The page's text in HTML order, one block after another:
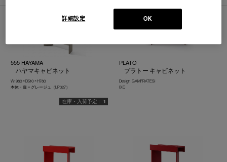
555 HAYAMA
ハヤマキャビネット
W1980 × D510 × H780
本体・扉＝グレージュ（LP327）
1
PLATO
プラトー キャビネット
Design : GAMFRATESI
IXC
OK
詳細設定